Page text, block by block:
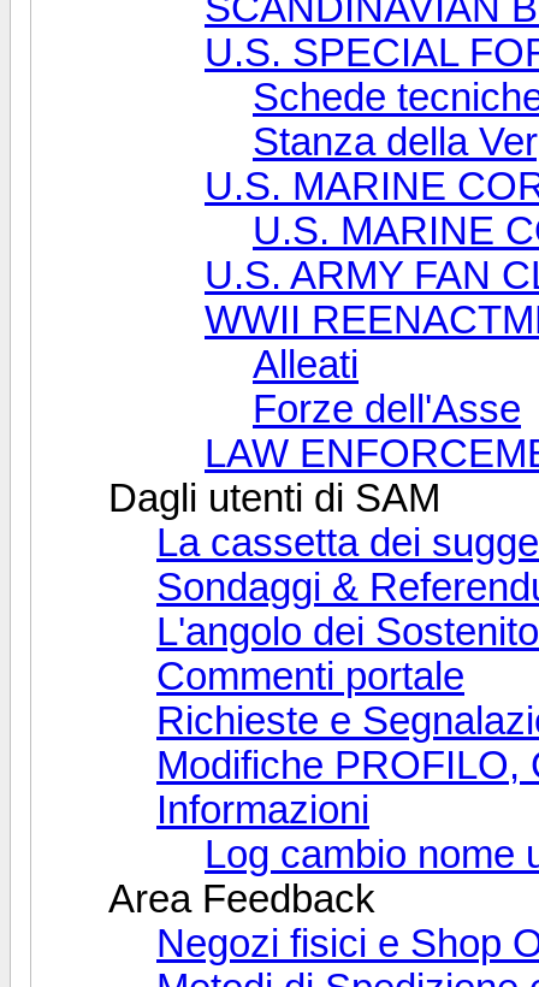
U.S. SPECIAL
Schede
Stanza della
U.S. MARINE
U.S. MARINE
U.S. ARMY FAN
WWII
Alleati
Forze dell'Asse
LAW
Dagli utenti di SAM
La cassetta dei
Sondaggi &
L'angolo dei
Commenti portale
Richieste e
Modifiche PROFILO,
Informazioni
Log cambio nome
Area Feedback
Negozi fisici e Shop